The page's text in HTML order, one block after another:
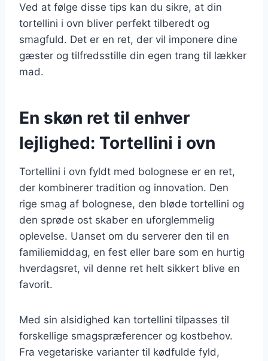
Ved at følge disse tips kan du sikre, at din
tortellini i ovn bliver perfekt tilberedt og
smagfuld. Det er en ret, der vil imponere dine
gæster og tilfredsstille din egen trang til lækker
mad.
En skøn ret til enhver
lejlighed: Tortellini i ovn
Tortellini i ovn fyldt med bolognese er en ret,
der kombinerer tradition og innovation. Den
rige smag af bolognese, den bløde tortellini og
den sprøde ost skaber en uforglemmelig
oplevelse. Uanset om du serverer den til en
familiemiddag, en fest eller bare som en hurtig
hverdagsret, vil denne ret helt sikkert blive en
favorit.
Med sin alsidighed kan tortellini tilpasses til
forskellige smagspræferencer og kostbehov.
Fra vegetariske varianter til kødfulde fyld,